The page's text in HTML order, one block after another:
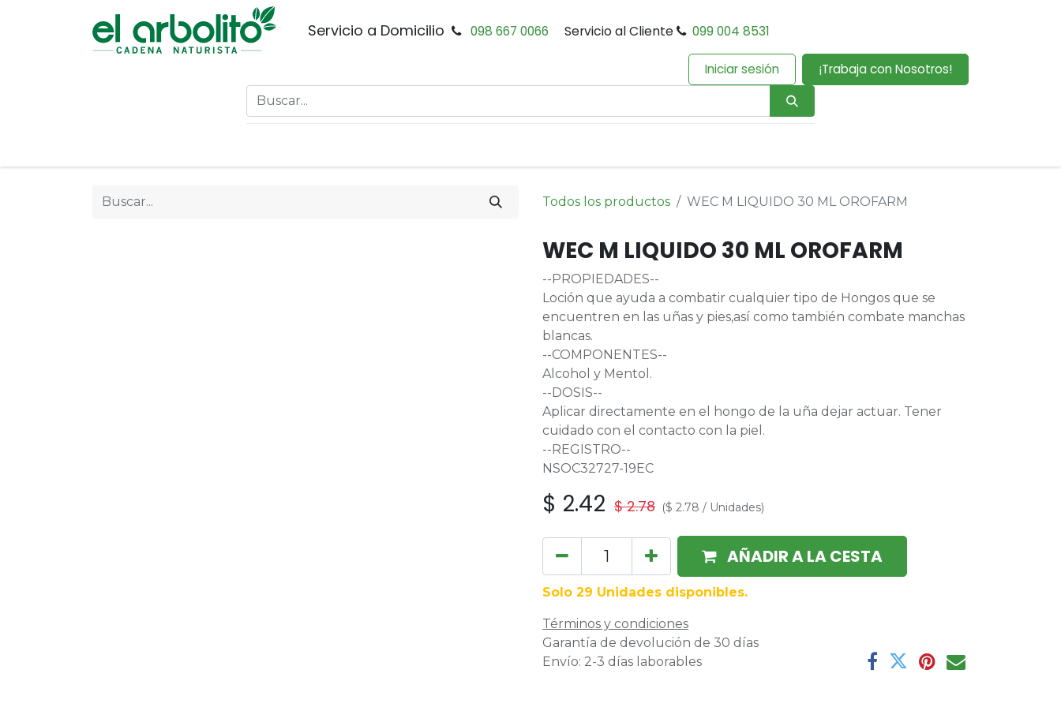
Servicio a Domicilio 098 667 0066 Servicio al Cliente 099 004 8531
Iniciar sesión ¡Trabaja con Nosotros!
Todos los productos WEC M LIQUIDO 30 ML OROFARM
WEC M LIQUIDO 30 ML OROFARM
--PROPIEDADES--
Loción que ayuda a combatir cualquier tipo de Hongos que se
encuentren en las uñas y pies,así como también combate manchas
blancas.
--COMPONENTES--
Alcohol y Mentol.
--DOSIS--
Aplicar directamente en el hongo de la uña dejar actuar. Tener
cuidado con el contacto con la piel.
--REGISTRO--
NSOC32727-19EC
$ 2.42 $2.78 ($ 2.78 / Unidades)
AÑADIR A LA CESTA
Solo 29 Unidades disponibles.
Términos y condiciones
Garantía de devolución de 30 días
Envío: 2-3 días laborables